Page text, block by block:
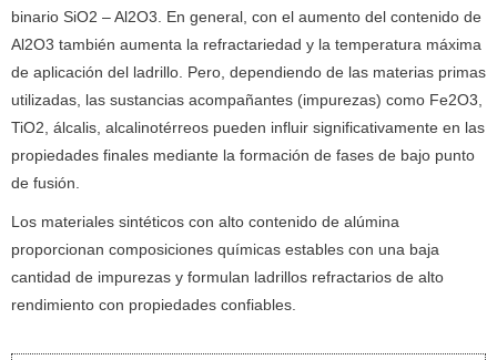
binario SiO2 – Al2O3. En general, con el aumento del contenido de
Al2O3 también aumenta la refractariedad y la temperatura máxima
de aplicación del ladrillo. Pero, dependiendo de las materias primas
utilizadas, las sustancias acompañantes (impurezas) como Fe2O3,
TiO2, álcalis, alcalinotérreos pueden influir significativamente en las
propiedades finales mediante la formación de fases de bajo punto
de fusión.
Los materiales sintéticos con alto contenido de alúmina
proporcionan composiciones químicas estables con una baja
cantidad de impurezas y formulan ladrillos refractarios de alto
rendimiento con propiedades confiables.